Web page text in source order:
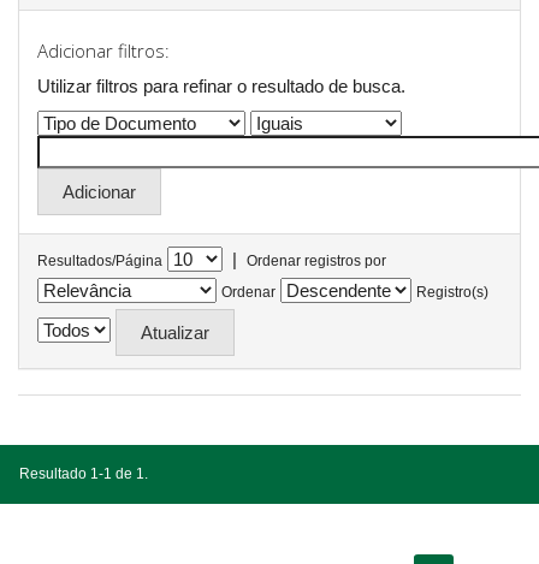
Adicionar filtros:
Utilizar filtros para refinar o resultado de busca.
Resultados/Página |
Ordenar registros por
Ordenar
Registro(s)
Resultado 1-1 de 1.